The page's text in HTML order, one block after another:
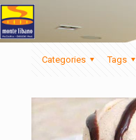
Categories Tags